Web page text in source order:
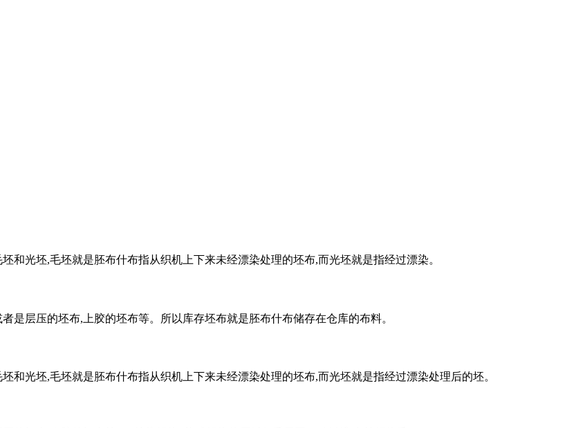
和光坯,毛坯就是胚布什布指从织机上下来未经漂染处理的坯布,而光坯就是指经过漂染。
是层压的坯布,上胶的坯布等。所以库存坯布就是胚布什布储存在仓库的布料。
和光坯,毛坯就是胚布什布指从织机上下来未经漂染处理的坯布,而光坯就是指经过漂染处理后的坯。